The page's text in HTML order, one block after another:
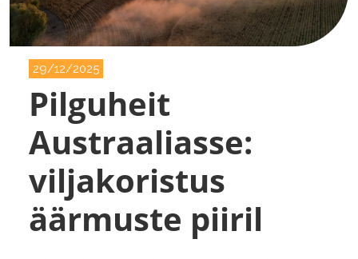
29/12/2025
Pilguheit
Austraaliasse:
viljakoristus
äärmuste piiril